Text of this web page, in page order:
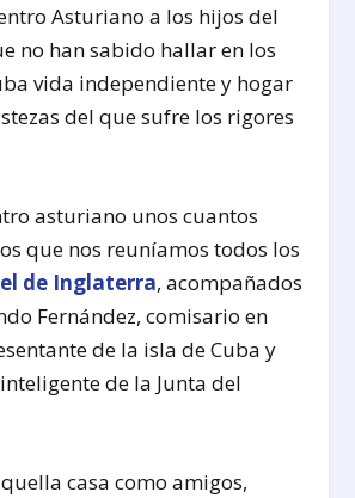
Asturiano a los hijos del
no han sabido hallar en los
vida independiente y hogar
del que sufre los rigores
asturiano unos cuantos
que nos reuníamos todos los
de Inglaterra, acompañados
Fernández, comisario en
de la isla de Cuba y
de la Junta del
casa como amigos,